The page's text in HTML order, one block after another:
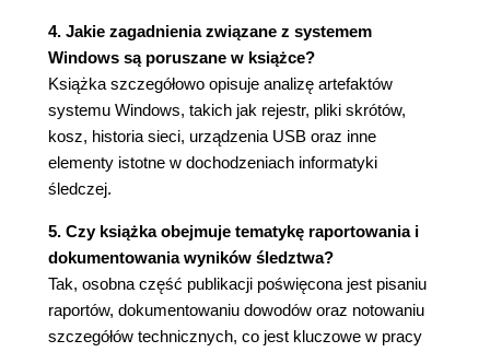
Host Protected Area (HPA) i Device
Configuration Overlays (DCO)
Zrozumieć systemy plików
System plików FAT
Obszar danych
Długie nazwy plików
System plików NTFS
Podsumowanie
Pytania
Część II. Dochodzenie
4. Jakie zagadnienia związane z systemem
Windows są poruszane w książce?
Książka szczegółowo opisuje analizę artefaktów
systemu Windows, takich jak rejestr, pliki skrótów,
kosz, historia sieci, urządzenia USB oraz inne
elementy istotne w dochodzeniach informatyki
śledczej.
5. Czy książka obejmuje tematykę raportowania i
dokumentowania wyników śledztwa?
Tak, osobna część publikacji poświęcona jest pisaniu
raportów, dokumentowaniu dowodów oraz notowaniu
szczegółów technicznych, co jest kluczowe w pracy